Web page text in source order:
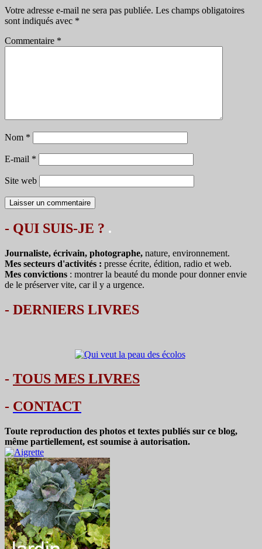
Votre adresse e-mail ne sera pas publiée. Les champs obligatoires
sont indiqués avec *
Commentaire *
Nom *
E-mail *
Site web
- QUI SUIS-JE ? .
Journaliste, écrivain, photographe, nature, environnement.
Mes secteurs d'activités : presse écrite, édition, radio et web.
Mes convictions : montrer la beauté du monde pour donner envie
de le préserver vite, car il y a urgence.
- DERNIERS LIVRES
- TOUS MES LIVRES
- CONTACT
Toute reproduction des photos et textes publiés sur ce blog,
même partiellement, est soumise à autorisation.